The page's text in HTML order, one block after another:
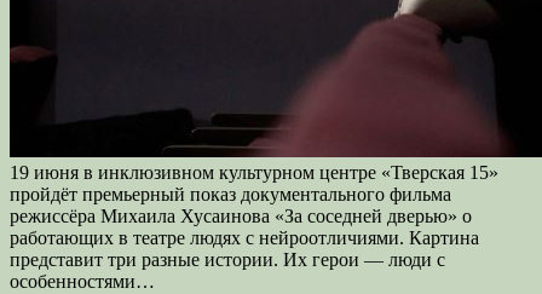
19 июня в инклюзивном культурном центре «Тверская 15»
пройдёт премьерный показ документального фильма
режиссёра Михаила Хусаинова «За соседней дверью» о
работающих в театре людях с нейроотличиями. Картина
представит три разные истории. Их герои — люди с
особенностями…